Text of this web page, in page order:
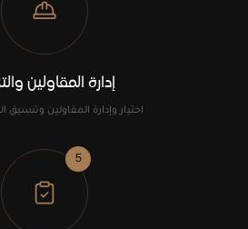
إدارة المقاولين
اختيار وإدارة المقاولين وتنسيق
5